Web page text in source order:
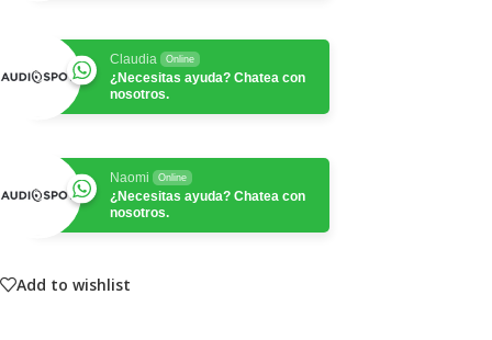
Claudia Online
¿Necesitas ayuda? Chatea con
nosotros.
Naomi Online
¿Necesitas ayuda? Chatea con
nosotros.
Add to wishlist